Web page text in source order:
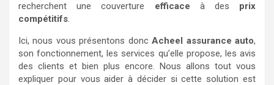
recherchent une couverture efficace à des prix
compétitifs.
Ici, nous vous présentons doncAcheel assurance auto,
son fonctionnement, les services qu’elle propose, les avis
des clients et bien plus encore. Nous allons tout vous
expliquer pour vous aider à décider si cette solution est